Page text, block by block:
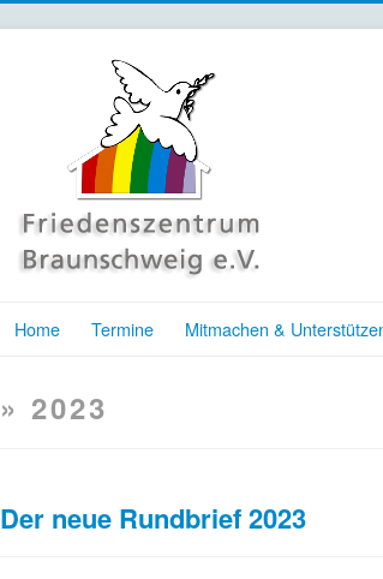
Home Termine Mitmachen &
» 2023
Der neue Rundbrief 2023